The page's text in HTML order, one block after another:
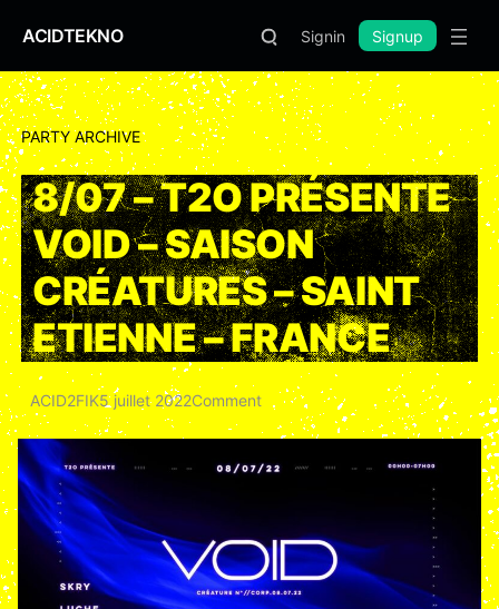
ACIDTEKNO Signin Signup
PARTY ARCHIVE
8/07 – T2O PRÉSENTE
VOID – SAISON
CRÉATURES – SAINT
ETIENNE – FRANCE
ACID2FIK5 juillet 2022Comment